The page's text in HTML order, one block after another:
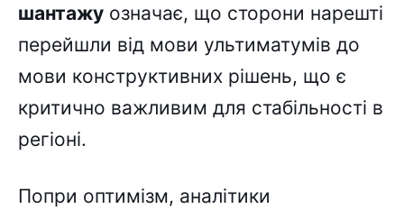
шантажу означає, що сторони нарешті
перейшли від мови ультиматумів до
мови конструктивних рішень, що є
критично важливим для стабільності в
регіоні.
Попри оптимізм, аналітики